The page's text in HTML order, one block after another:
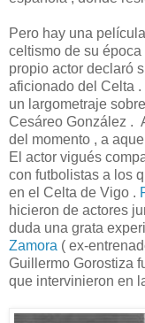
Pero hay una
celtismo de su
propio actor declaró
aficionado del Celta .
un largometraje
Cesáreo González .
del momento , a
El actor vigués
con futbolistas a los
en el Celta de Vigo .
hicieron de actores
duda una grata
Zamora ( ex-
Guillermo Gorostiza
que intervinieron en